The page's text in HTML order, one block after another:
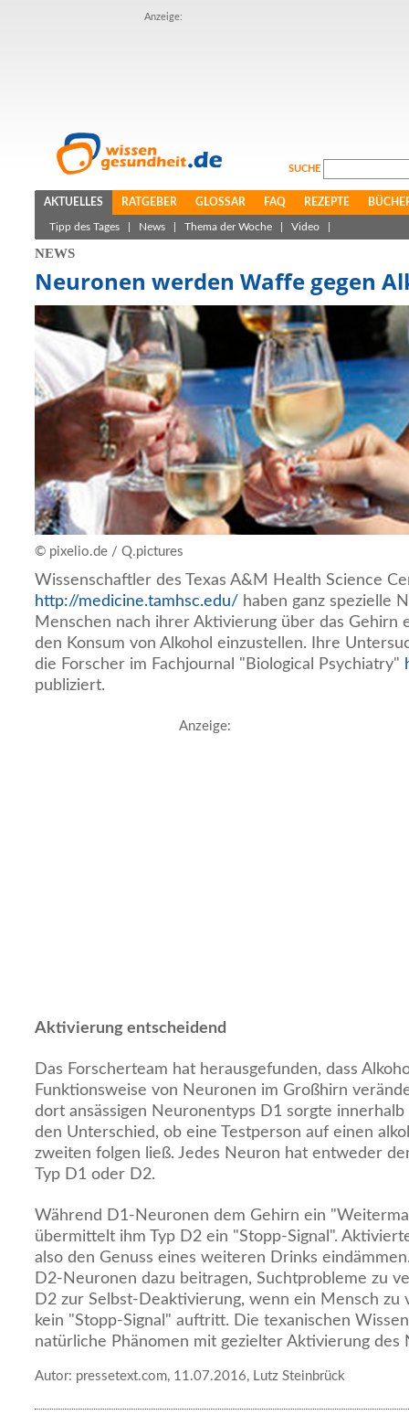
Anzeige:
SUCHE
AKTUELLES RATGEBER GLOSSAR FAQ REZEPTE
Tipp des Tages News Thema der Woche Video
NEWS
Neuronen werden Waffe gegen
© pixelio.de / Q.pictures
Wissenschaftler des Texas A&M Health Science
http://medicine.tamhsc.edu/ haben ganz spezielle
Menschen nach ihrer Aktivierung über das Gehirn
den Konsum von Alkohol einzustellen. Ihre
die Forscher im Fachjournal "Biological Psychiatry"
publiziert.
Anzeige:
Aktivierung entscheidend
Das Forscherteam hat herausgefunden, dass
Funktionsweise von Neuronen im Großhirn
dort ansässigen Neuronentyps D1 sorgte
den Unterschied, ob eine Testperson auf einen
zweiten folgen ließ. Jedes Neuron hat entweder
Typ D1 oder D2.
Während D1-Neuronen dem Gehirn ein
übermittelt ihm Typ D2 ein "Stopp-Signal".
also den Genuss eines weiteren Drinks
D2-Neuronen dazu beitragen, Suchtprobleme zu
D2 zur Selbst-Deaktivierung, wenn ein Mensch zu
kein "Stopp-Signal" auftritt. Die texanischen
natürliche Phänomen mit gezielter Aktivierung des
Autor: pressetext.com, 11.07.2016, Lutz Steinbrück